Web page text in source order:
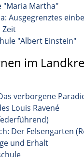
"Maria Martha"
Ausgegrenztes
Zeit
"Albert Einstein"
im
verborgene
Louis Ravené
Der Felsengarten
und Erhalt